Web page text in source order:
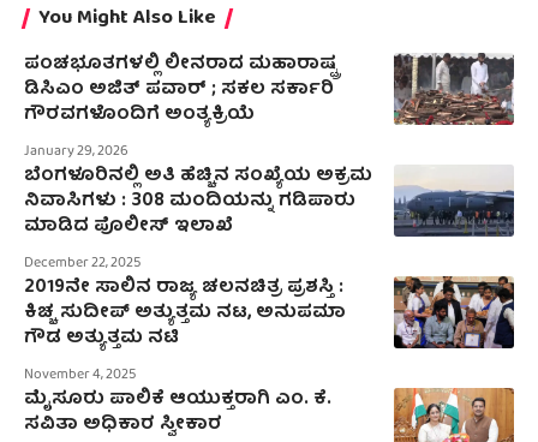
You Might Also Like
ಪಂಚಭೂತಗಳಲ್ಲಿ ಲೀನರಾದ ಮಹಾರಾಷ್ಟ್ರ
ಡಿಸಿಎಂ ಅಜಿತ್ ಪವಾರ್ ; ಸಕಲ ಸರ್ಕಾರಿ
ಗೌರವಗಳೊಂದಿಗೆ ಅಂತ್ಯಕ್ರಿಯೆ
January 29, 2026
ಬೆಂಗಳೂರಿನಲ್ಲಿ ಅತಿ ಹೆಚ್ಚಿನ ಸಂಖ್ಯೆಯ ಅಕ್ರಮ
ನಿವಾಸಿಗಳು : 308 ಮಂದಿಯನ್ನು ಗಡಿಪಾರು
ಮಾಡಿದ ಪೊಲೀಸ್‌ ಇಲಾಖೆ
December 22, 2025
2019ನೇ ಸಾಲಿನ ರಾಜ್ಯ ಚಲನಚಿತ್ರ ಪ್ರಶಸ್ತಿ :
ಕಿಚ್ಚ ಸುದೀಪ್‌ ಅತ್ಯುತ್ತಮ ನಟ, ಅನುಪಮಾ
ಗೌಡ ಅತ್ಯುತ್ತಮ ನಟಿ
November 4, 2025
ಮೈಸೂರು ಪಾಲಿಕೆ ಆಯುಕ್ತರಾಗಿ ಎಂ. ಕೆ.
ಸವಿತಾ ಅಧಿಕಾರ ಸ್ವೀಕಾರ